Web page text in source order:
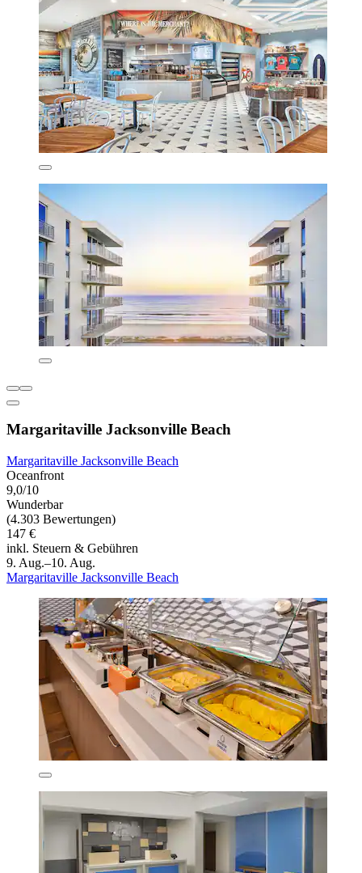
Margaritaville Jacksonville Beach
Margaritaville Jacksonville Beach
Oceanfront
9,0/10
Wunderbar
(4.303 Bewertungen)
147 €
inkl. Steuern & Gebühren
9. Aug.–10. Aug.
Margaritaville Jacksonville Beach